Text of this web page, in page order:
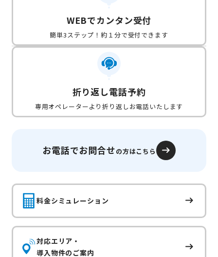
WEBでカンタン受付
簡単3ステップ！約１分で受付できます
折り返し電話予約
専用オペレーターより折り返しお電話いたします
お電話でお問合せの方はこちら
料金シミュレーション
対応エリア・
導入物件のご案内